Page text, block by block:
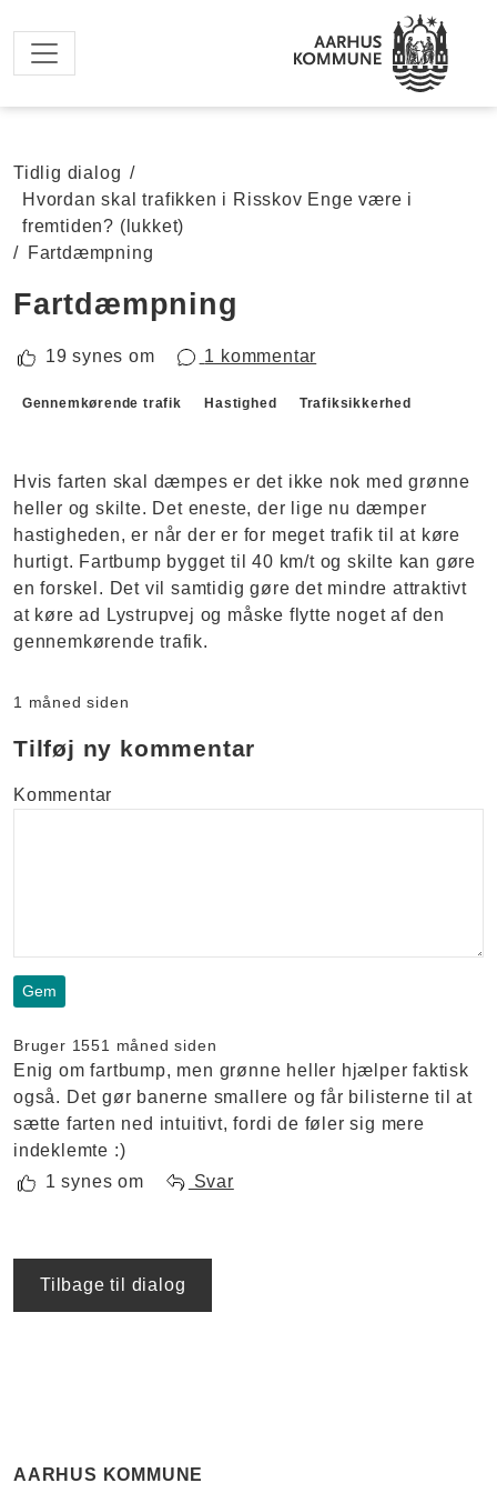
Tidlig dialog /
Hvordan skal trafikken i Risskov Enge være i
fremtiden? (lukket)
/ Fartdæmpning
Fartdæmpning
19 synes om 1 kommentar
Forslagskategorier
Gennemkørende trafik Hastighed Trafiksikkerhed
Hvis farten skal dæmpes er det ikke nok med grønne
heller og skilte. Det eneste, der lige nu dæmper
hastigheden, er når der er for meget trafik til at køre
hurtigt. Fartbump bygget til 40 km/t og skilte kan gøre
en forskel. Det vil samtidig gøre det mindre attraktivt
at køre ad Lystrupvej og måske flytte noget af den
gennemkørende trafik.
1 måned siden
Tilføj ny kommentar
Kommentar
Bruger 1551 måned siden
Enig om fartbump, men grønne heller hjælper faktisk
også. Det gør banerne smallere og får bilisterne til at
sætte farten ned intuitivt, fordi de føler sig mere
indeklemte :)
1 synes om
Svar
Tilbage til dialog
AARHUS KOMMUNE